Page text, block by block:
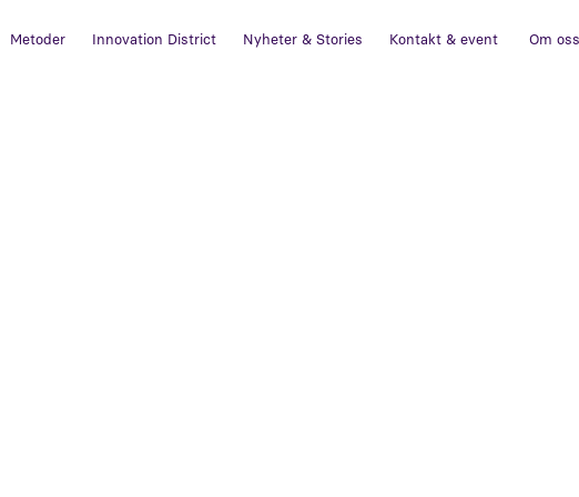
Metoder Innovation District Nyheter & Stories Kontakt & event Om